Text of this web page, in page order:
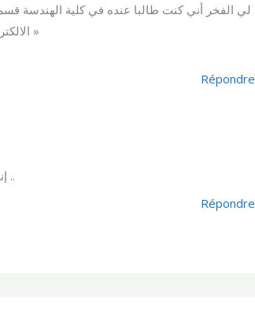
لي الفخر أني كنت طالبا عنده في كلية الهندسة
الالكترونيات والاتصالات تحت عنوان « دراسة ومحاكاة استخدام ألياف شبكة براغ لتعويض التشتت في الألياف الضوئية »
Répondre
إنه من دواعي سروري أن يكون الدكتور حسام الوفائي أحد المراجع الأساسية لبرنامج روبوتيزام باللغة العربية ..
Répondre